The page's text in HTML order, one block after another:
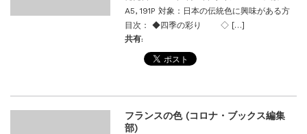
A5, 191P 対象：日本の伝統色に興味がある方
目次： ◆四季の彩り ◇ […]
共有:
フランスの色 (コロナ・ブックス編集
部)